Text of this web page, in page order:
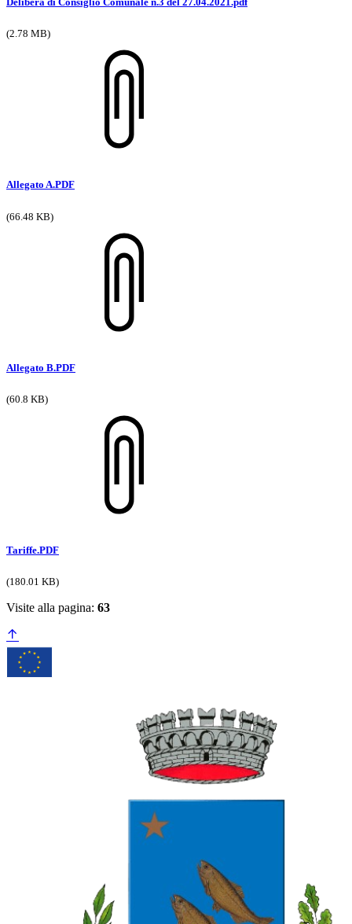
(2.78 MB)
Allegato A.PDF
(66.48 KB)
Allegato B.PDF
(60.8 KB)
Tariffe.PDF
(180.01 KB)
Visite alla pagina: 63